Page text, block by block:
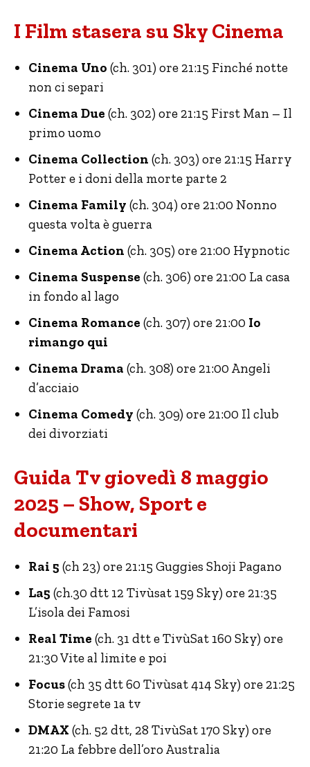
I Film stasera su Sky Cinema
Cinema Uno (ch. 301) ore 21:15 Finché notte
non ci separi
Cinema Due (ch. 302) ore 21:15 First Man – Il
primo uomo
Cinema Collection (ch. 303) ore 21:15 Harry
Potter e i doni della morte parte 2
Cinema Family (ch. 304) ore 21:00 Nonno
questa volta è guerra
Cinema Action (ch. 305) ore 21:00 Hypnotic
Cinema Suspense (ch. 306) ore 21:00 La casa
in fondo al lago
Cinema Romance (ch. 307) ore 21:00 Io
rimango qui
Cinema Drama (ch. 308) ore 21:00 Angeli
d’acciaio
Cinema Comedy (ch. 309) ore 21:00 Il club
dei divorziati
Guida Tv giovedì 8 maggio
2025 – Show, Sport e
documentari
Rai 5 (ch 23) ore 21:15 Guggies Shoji Pagano
La5 (ch.30 dtt 12 Tivùsat 159 Sky) ore 21:35
L’isola dei Famosi
Real Time (ch. 31 dtt e TivùSat 160 Sky) ore
21:30 Vite al limite e poi
Focus(ch 35 dtt 60 Tivùsat 414 Sky) ore 21:25
Storie segrete 1a tv
DMAX (ch. 52 dtt, 28 TivùSat 170 Sky) ore
21:20 La febbre dell’oro Australia